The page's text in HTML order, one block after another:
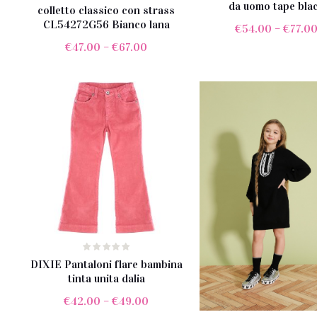
colletto classico con strass
CL54272G56 Bianco lana
€47.00 –€67.00
da uomo tape
€54.00 –€77.00
DIXIE Pantaloni flare bambina
tinta unita dalia
€42.00 –€49.00